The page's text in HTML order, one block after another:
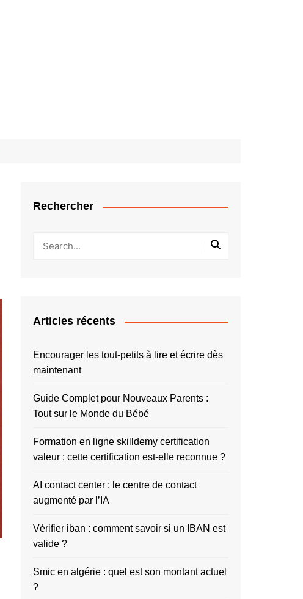
Rechercher
Articles récents
Encourager les tout-petits à lire et écrire dès
maintenant
Guide Complet pour Nouveaux Parents :
Tout sur le Monde du Bébé
Formation en ligne skilldemy certification
valeur : cette certification est-elle reconnue ?
AI contact center : le centre de contact
augmenté par l’IA
Vérifier iban : comment savoir si un IBAN est
valide ?
Smic en algérie : quel est son montant actuel
?